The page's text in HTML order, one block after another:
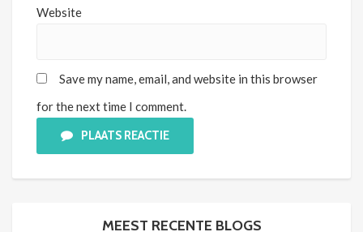
Website
Save my name, email, and website in this browser
for the next time I comment.
PLAATS REACTIE
MEEST RECENTE BLOGS